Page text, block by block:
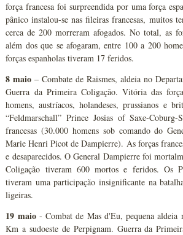
força francesa foi surpreendida por uma força
pânico instalou-se nas fileiras francesas, muitos
cerca de 200 morreram afogados. No total, as
além dos que se afogaram, entre 100 a 200
forças espanholas tiveram 17 feridos.
8 maio – Combate de Raismes, aldeia no
Guerra da Primeira Coligação. Vitória das
homens, austríacos, holandeses, prussianos e
“Feldmarschall” Prince Josias of Saxe-Coburg-
francesas (30.000 homens sob comando do
Marie Henri Picot de Dampierre). As forças
e desaparecidos. O General Dampierre foi
Coligação tiveram 600 mortos e feridos. Os
tiveram uma participação insignificante na
ligeiras.
19 maio- Combat de Mas d'Eu, pequena aldeia
Km a sudoeste de Perpignam. Guerra da